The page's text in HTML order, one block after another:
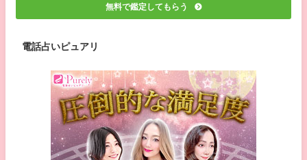
無料で鑑定してもらう
電話占いピュアリ